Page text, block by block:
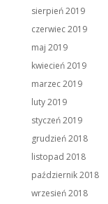
sierpień 2019
czerwiec 2019
maj 2019
kwiecień 2019
marzec 2019
luty 2019
styczeń 2019
grudzień 2018
listopad 2018
październik 2018
wrzesień 2018